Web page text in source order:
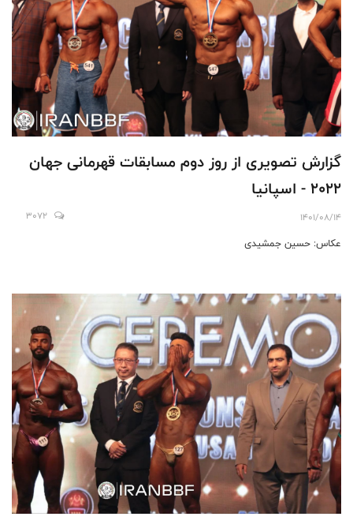
گزارش تصويرى از روز دوم مسابقات قهرمانى جهان
٢٠٢٢ - اسپانيا
1401/08/14
3072
عكاس: حسين جمشيدى